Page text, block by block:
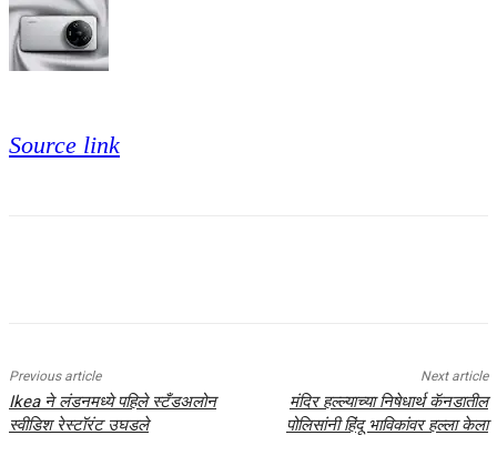
Source link
Previous article
Ikea ने लंडनमध्ये पहिले स्टँडअलोन
स्वीडिश रेस्टॉरंट उघडले
Next article
मंदिर हल्ल्याच्या निषेधार्थ कॅनडातील
पोलिसांनी हिंदू भाविकांवर हल्ला केला